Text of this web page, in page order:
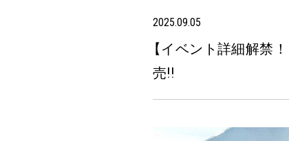
2025.09.05
【 イベント詳細解禁！
売!!